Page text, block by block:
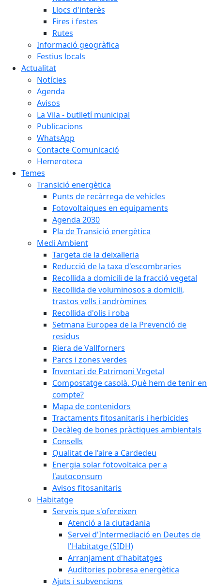
Llocs d'interès
Fires i festes
Rutes
Informació geogràfica
Festius locals
Actualitat
Notícies
Agenda
Avisos
La Vila - butlletí municipal
Publicacions
WhatsApp
Contacte Comunicació
Hemeroteca
Temes
Transició energètica
Punts de recàrrega de vehicles
Fotovoltaiques en equipaments
Agenda 2030
Pla de Transició energètica
Medi Ambient
Targeta de la deixalleria
Reducció de la taxa d'escombraries
Recollida a domicili de la fracció vegetal
Recollida de voluminosos a domicili,
trastos vells i andròmines
Recollida d'olis i roba
Setmana Europea de la Prevenció de
residus
Riera de Vallforners
Parcs i zones verdes
Inventari de Patrimoni Vegetal
Compostatge casolà. Què hem de tenir en
compte?
Mapa de contenidors
Tractaments fitosanitaris i herbicides
Decàleg de bones pràctiques ambientals
Consells
Qualitat de l'aire a Cardedeu
Energia solar fotovoltaica per a
l'autoconsum
Avisos fitosanitaris
Habitatge
Serveis que s'ofereixen
Atenció a la ciutadania
Servei d'Intermediació en Deutes de
l'Habitatge (SIDH)
Arranjament d'habitatges
Auditories pobresa energètica
Ajuts i subvencions